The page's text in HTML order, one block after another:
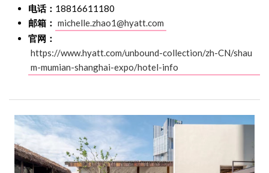
电话： 18816611180
邮箱： michelle.zhao1@hyatt.com
官网：
https://www.hyatt.com/unbound-collection/zh-CN/shau
m-mumian-shanghai-expo/hotel-info